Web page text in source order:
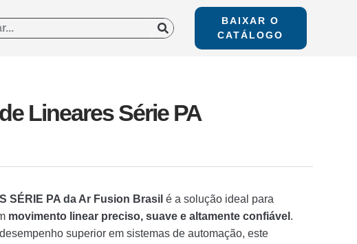
BAIXAR O
CATÁLOGO
Lineares Série PA
SÉRIE PA da Ar Fusion Brasil é a solução ideal para
movimento linear preciso, suave e altamente confiável .
superior em sistemas de automação, este